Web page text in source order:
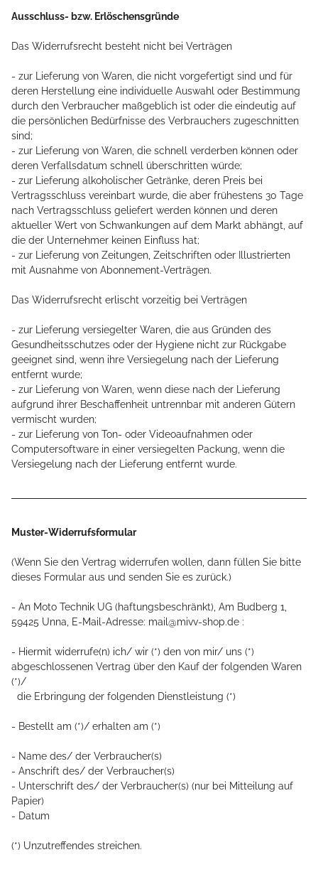
Ausschluss- bzw. Erlöschensgründe
Das Widerrufsrecht besteht nicht bei Verträgen
- zur Lieferung von Waren, die nicht vorgefertigt sind und für
deren Herstellung eine individuelle Auswahl oder Bestimmung
durch den Verbraucher maßgeblich ist oder die eindeutig auf
die persönlichen Bedürfnisse des Verbrauchers zugeschnitten
sind;
- zur Lieferung von Waren, die schnell verderben können oder
deren Verfallsdatum schnell überschritten würde;
- zur Lieferung alkoholischer Getränke, deren Preis bei
Vertragsschluss vereinbart wurde, die aber frühestens 30 Tage
nach Vertragsschluss geliefert werden können und deren
aktueller Wert von Schwankungen auf dem Markt abhängt, auf
die der Unternehmer keinen Einfluss hat;
- zur Lieferung von Zeitungen, Zeitschriften oder Illustrierten
mit Ausnahme von Abonnement-Verträgen.
Das Widerrufsrecht erlischt vorzeitig bei Verträgen
- zur Lieferung versiegelter Waren, die aus Gründen des
Gesundheitsschutzes oder der Hygiene nicht zur Rückgabe
geeignet sind, wenn ihre Versiegelung nach der Lieferung
entfernt wurde;
- zur Lieferung von Waren, wenn diese nach der Lieferung
aufgrund ihrer Beschaffenheit untrennbar mit anderen Gütern
vermischt wurden;
- zur Lieferung von Ton- oder Videoaufnahmen oder
Computersoftware in einer versiegelten Packung, wenn die
Versiegelung nach der Lieferung entfernt wurde.
Muster-Widerrufsformular
(Wenn Sie den Vertrag widerrufen wollen, dann füllen Sie bitte
dieses Formular aus und senden Sie es zurück.)
- An Moto Technik UG (haftungsbeschränkt), Am Budberg 1,
59425 Unna, E-Mail-Adresse: mail@mivv-shop.de :
- Hiermit widerrufe(n) ich/ wir (*) den von mir/ uns (*)
abgeschlossenen Vertrag über den Kauf der folgenden Waren
(*)/
die Erbringung der folgenden Dienstleistung (*)
- Bestellt am (*)/ erhalten am (*)
- Name des/ der Verbraucher(s)
- Anschrift des/ der Verbraucher(s)
- Unterschrift des/ der Verbraucher(s) (nur bei Mitteilung auf
Papier)
- Datum
(*) Unzutreffendes streichen.